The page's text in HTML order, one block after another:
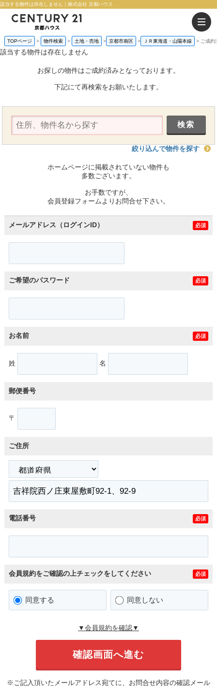
該当する物件は存在しません｜株式会社 京都ハウス
TOPページ 物件検索 土地・売地 京都市南区 ＪＲ東海道・山陽本線 ご成約
該当する物件は存在しません
お探しの物件はご成約済みとなっております。
下記にて再検索をお願いたします。
絞り込んで物件を探す
ホームページに掲載されていない物件も
多数ございます。
お手数ですが、
会員登録フォームよりお問合せ下さい。
メールアドレス（ログインID） 必須
ご希望のパスワード 必須
お名前 必須
姓 名
郵便番号
〒
ご住所
電話番号 必須
会員規約をご確認の上チェックをしてください 必須
同意する 同意しない
▼会員規約を確認▼
※ご記入頂いたメールアドレス宛てに、お問合せ内容の確認メール